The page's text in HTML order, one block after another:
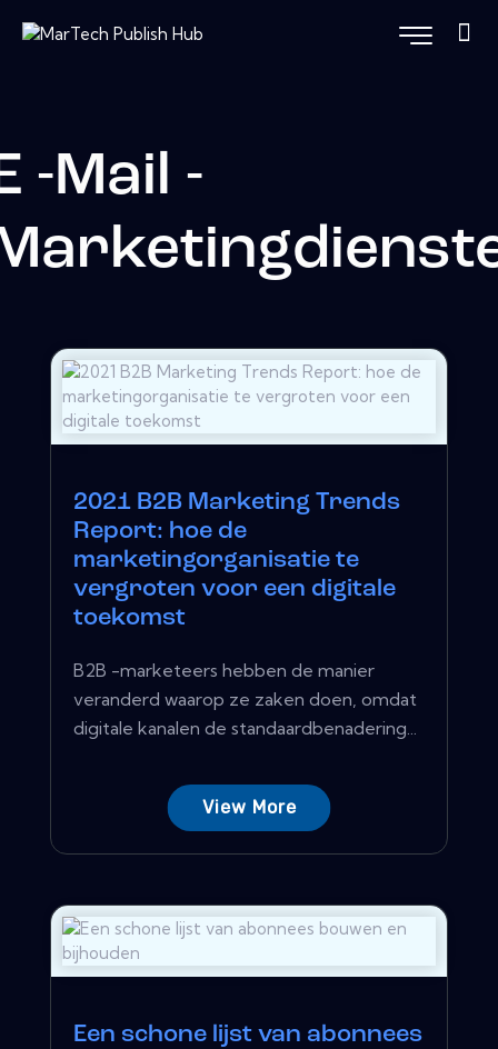
-Mail -
2021 B2B Marketing Trends
Report: hoe de
marketingorganisatie te
vergroten voor een digitale
toekomst
B2B -marketeers hebben de manier
veranderd waarop ze zaken doen, omdat
digitale kanalen de standaardbenadering...
View More
Een schone lijst van abonnees